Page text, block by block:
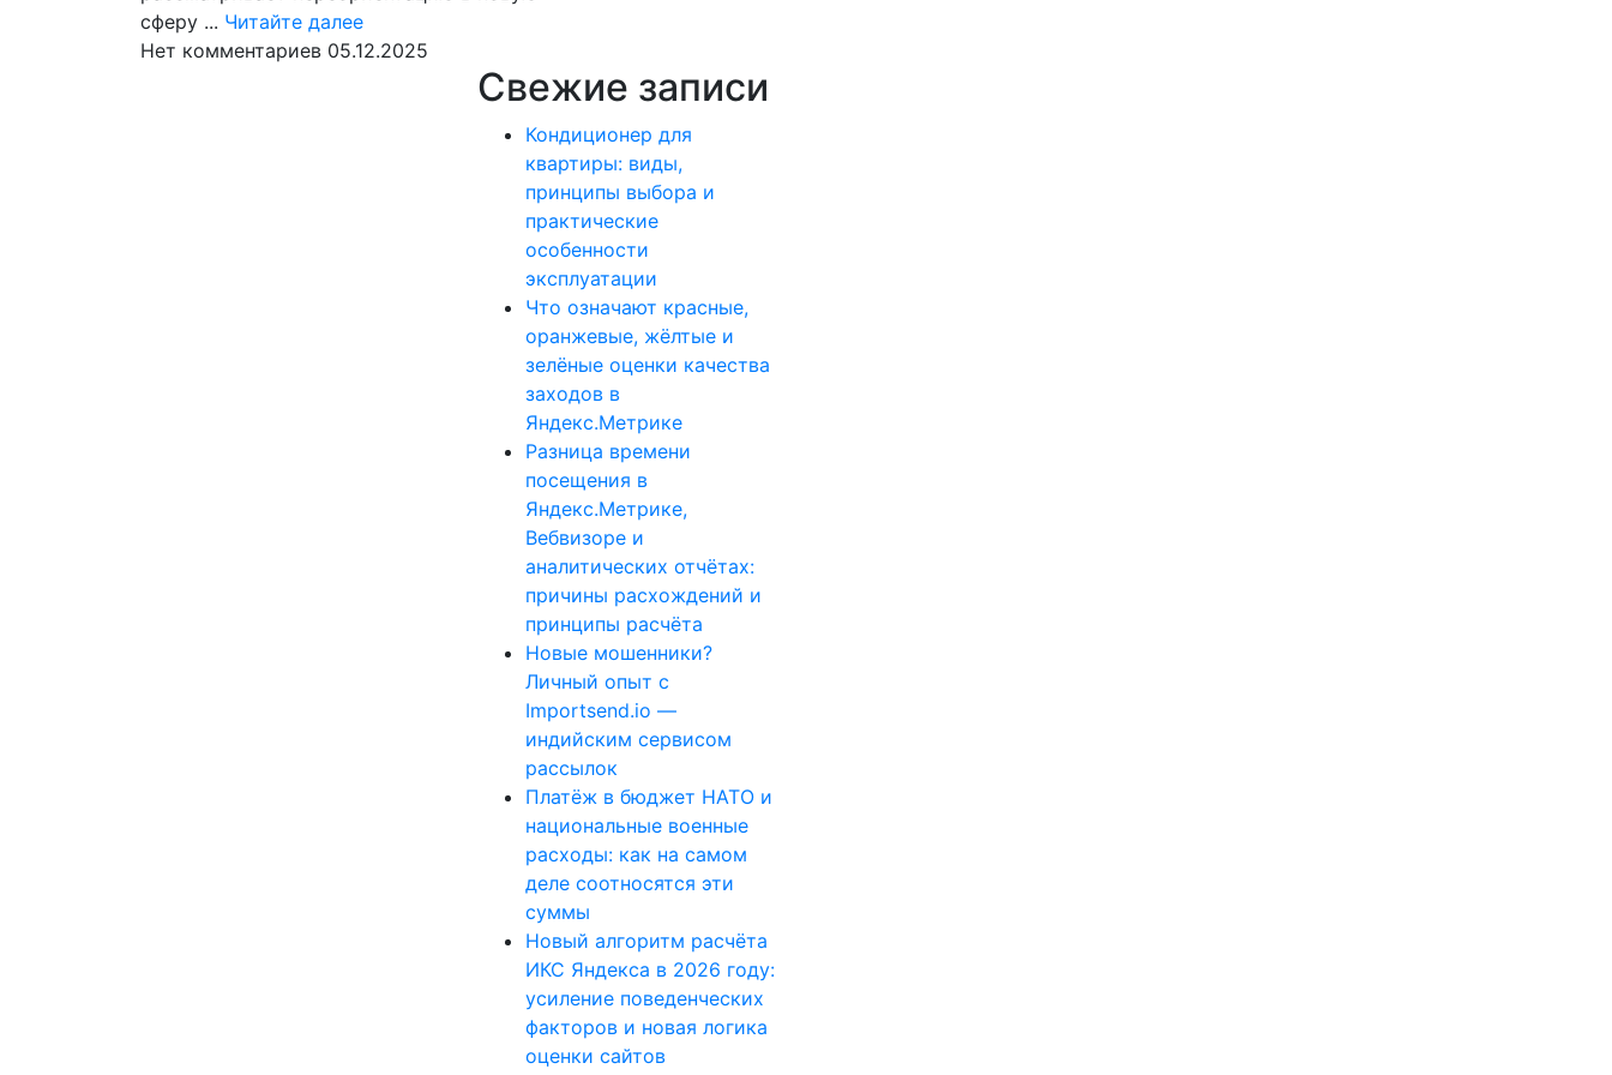
сферу ... Читайте далееЧитайте
далее
Нет комментариев 05.12.2025
Свежие записи
Кондиционер для
квартиры: виды,
принципы выбора и
практические
особенности
эксплуатации
Что означают красные,
оранжевые, жёлтые и
зелёные оценки качества
заходов в
Яндекс.Метрике
Разница времени
посещения в
Яндекс.Метрике,
Вебвизоре и
аналитических отчётах:
причины расхождений и
принципы расчёта
Новые мошенники?
Личный опыт с
Importsend.io —
индийским сервисом
рассылок
Платёж в бюджет НАТО и
национальные военные
расходы: как на самом
деле соотносятся эти
суммы
Новый алгоритм расчёта
ИКС Яндекса в 2026 году:
усиление поведенческих
факторов и новая логика
оценки сайтов